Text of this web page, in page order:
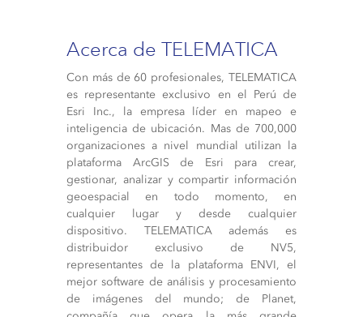
Acerca de TELEMATICA
Con más de 60 profesionales, TELEMATICA
es representante exclusivo en el Perú de
Esri Inc., la empresa líder en mapeo e
inteligencia de ubicación. Mas de 700,000
organizaciones a nivel mundial utilizan la
plataforma ArcGIS de Esri para crear,
gestionar, analizar y compartir información
geoespacial en todo momento, en
cualquier lugar y desde cualquier
dispositivo. TELEMATICA además es
distribuidor exclusivo de NV5,
representantes de la plataforma ENVI, el
mejor software de análisis y procesamiento
de imágenes del mundo; de Planet,